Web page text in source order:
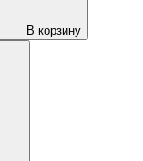
В корзину